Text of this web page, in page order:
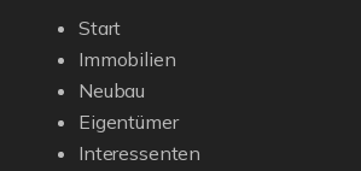
Start
Immobilien
Neubau
Eigentümer
Interessenten